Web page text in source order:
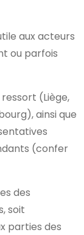
aux acteurs
ou parfois
(Liège,
ainsi que
(confer
des
soit
parties des